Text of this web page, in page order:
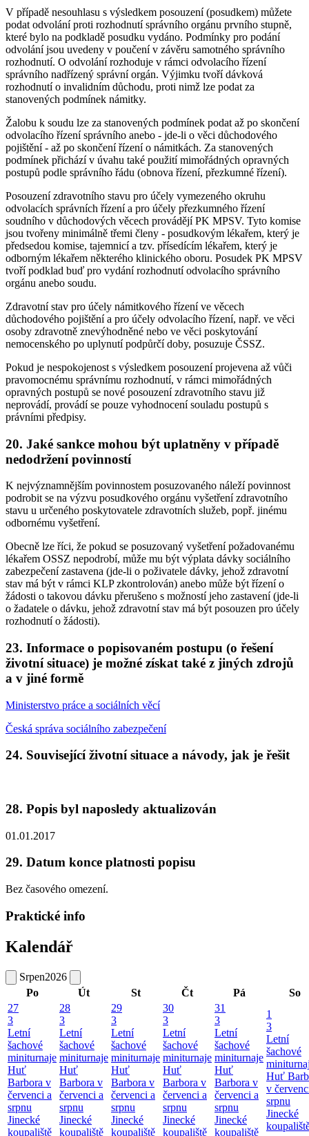
V případě nesouhlasu s výsledkem posouzení (posudkem) můžete
podat odvolání proti rozhodnutí správního orgánu prvního stupně,
které bylo na podkladě posudku vydáno. Podmínky pro podání
odvolání jsou uvedeny v poučení v závěru samotného správního
rozhodnutí. O odvolání rozhoduje v rámci odvolacího řízení
správního nadřízený správní orgán. Výjimku tvoří dávková
rozhodnutí o invalidním důchodu, proti nimž lze podat za
stanovených podmínek námitky.
Žalobu k soudu lze za stanovených podmínek podat až po skončení
odvolacího řízení správního anebo - jde-li o věci důchodového
pojištění - až po skončení řízení o námitkách. Za stanovených
podmínek přichází v úvahu také použití mimořádných opravných
postupů podle správního řádu (obnova řízení, přezkumné řízení).
Posouzení zdravotního stavu pro účely vymezeného okruhu
odvolacích správních řízení a pro účely přezkumného řízení
soudního v důchodových věcech provádějí PK MPSV. Tyto komise
jsou tvořeny minimálně třemi členy - posudkovým lékařem, který je
předsedou komise, tajemnicí a tzv. přísedícím lékařem, který je
odborným lékařem některého klinického oboru. Posudek PK MPSV
tvoří podklad buď pro vydání rozhodnutí odvolacího správního
orgánu anebo soudu.
Zdravotní stav pro účely námitkového řízení ve věcech
důchodového pojištění a pro účely odvolacího řízení, např. ve věci
osoby zdravotně znevýhodněné nebo ve věci poskytování
nemocenského po uplynutí podpůrčí doby, posuzuje ČSSZ.
Pokud je nespokojenost s výsledkem posouzení projevena až vůči
pravomocnému správnímu rozhodnutí, v rámci mimořádných
opravných postupů se nové posouzení zdravotního stavu již
neprovádí, provádí se pouze vyhodnocení souladu postupů s
právními předpisy.
20. Jaké sankce mohou být uplatněny v případě
nedodržení povinností
K nejvýznamnějším povinnostem posuzovaného náleží povinnost
podrobit se na výzvu posudkového orgánu vyšetření zdravotního
stavu u určeného poskytovatele zdravotních služeb, popř. jinému
odbornému vyšetření.
Obecně lze říci, že pokud se posuzovaný vyšetření požadovanému
lékařem OSSZ nepodrobí, může mu být výplata dávky sociálního
zabezpečení zastavena (jde-li o poživatele dávky, jehož zdravotní
stav má být v rámci KLP zkontrolován) anebo může být řízení o
žádosti o takovou dávku přerušeno s možností jeho zastavení (jde-li
o žadatele o dávku, jehož zdravotní stav má být posouzen pro účely
rozhodnutí o žádosti).
23. Informace o popisovaném postupu (o řešení
životní situace) je možné získat také z jiných zdrojů
a v jiné formě
Ministerstvo práce a sociálních věcí
Česká správa sociálního zabezpečení
24. Související životní situace a návody, jak je řešit
28. Popis byl naposledy aktualizován
01.01.2017
29. Datum konce platnosti popisu
Bez časového omezení.
Praktické info
Kalendář
Srpen2026
Po
Út St Čt Pá
So
27
3
Letní
šachové
miniturnaje
Huť
Barbora v
červenci a
srpnu
Jinecké
koupaliště
28
3
Letní
šachové
miniturnaje
Huť
Barbora v
červenci a
srpnu
Jinecké
koupaliště
29
3
Letní
šachové
miniturnaje
Huť
Barbora v
červenci a
srpnu
Jinecké
koupaliště
30
3
Letní
šachové
miniturnaje
Huť
Barbora v
červenci a
srpnu
Jinecké
koupaliště
31
3
Letní
šachové
miniturnaje
Huť
Barbora v
červenci a
srpnu
Jinecké
koupaliště
1
3
Letní
šachové
Huť
v
srpnu
Jinecké